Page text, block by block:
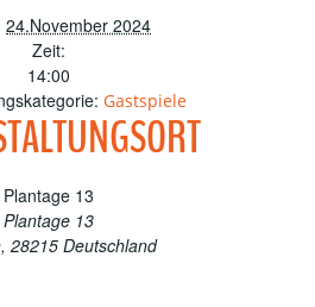
24.November 2024
Zeit:
14:00
Gastspiele
Plantage 13
Plantage 13
, 28215 Deutschland